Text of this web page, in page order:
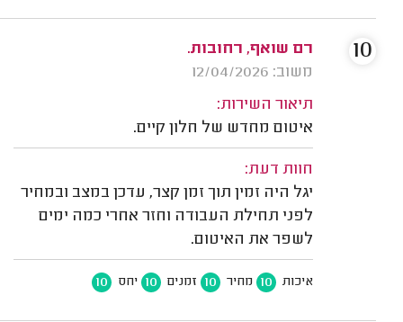
רם שואף, רחובות.
משוב: 12/04/2026
תיאור השירות:
איטום מחדש של חלון קיים.
חוות דעת:
יגל היה זמין תוך זמן קצר, עדכן במצב ובמחיר
לפני תחילת העבודה וחזר אחרי כמה ימים
לשפר את האיטום.
איכות 10 מחיר 10 זמנים 10 יחס 10
10